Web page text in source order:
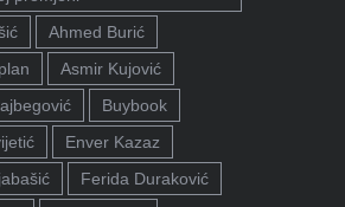
Ahmed Burić
Asmir Kujović
Buybook
Enver Kazaz
Ferida Duraković